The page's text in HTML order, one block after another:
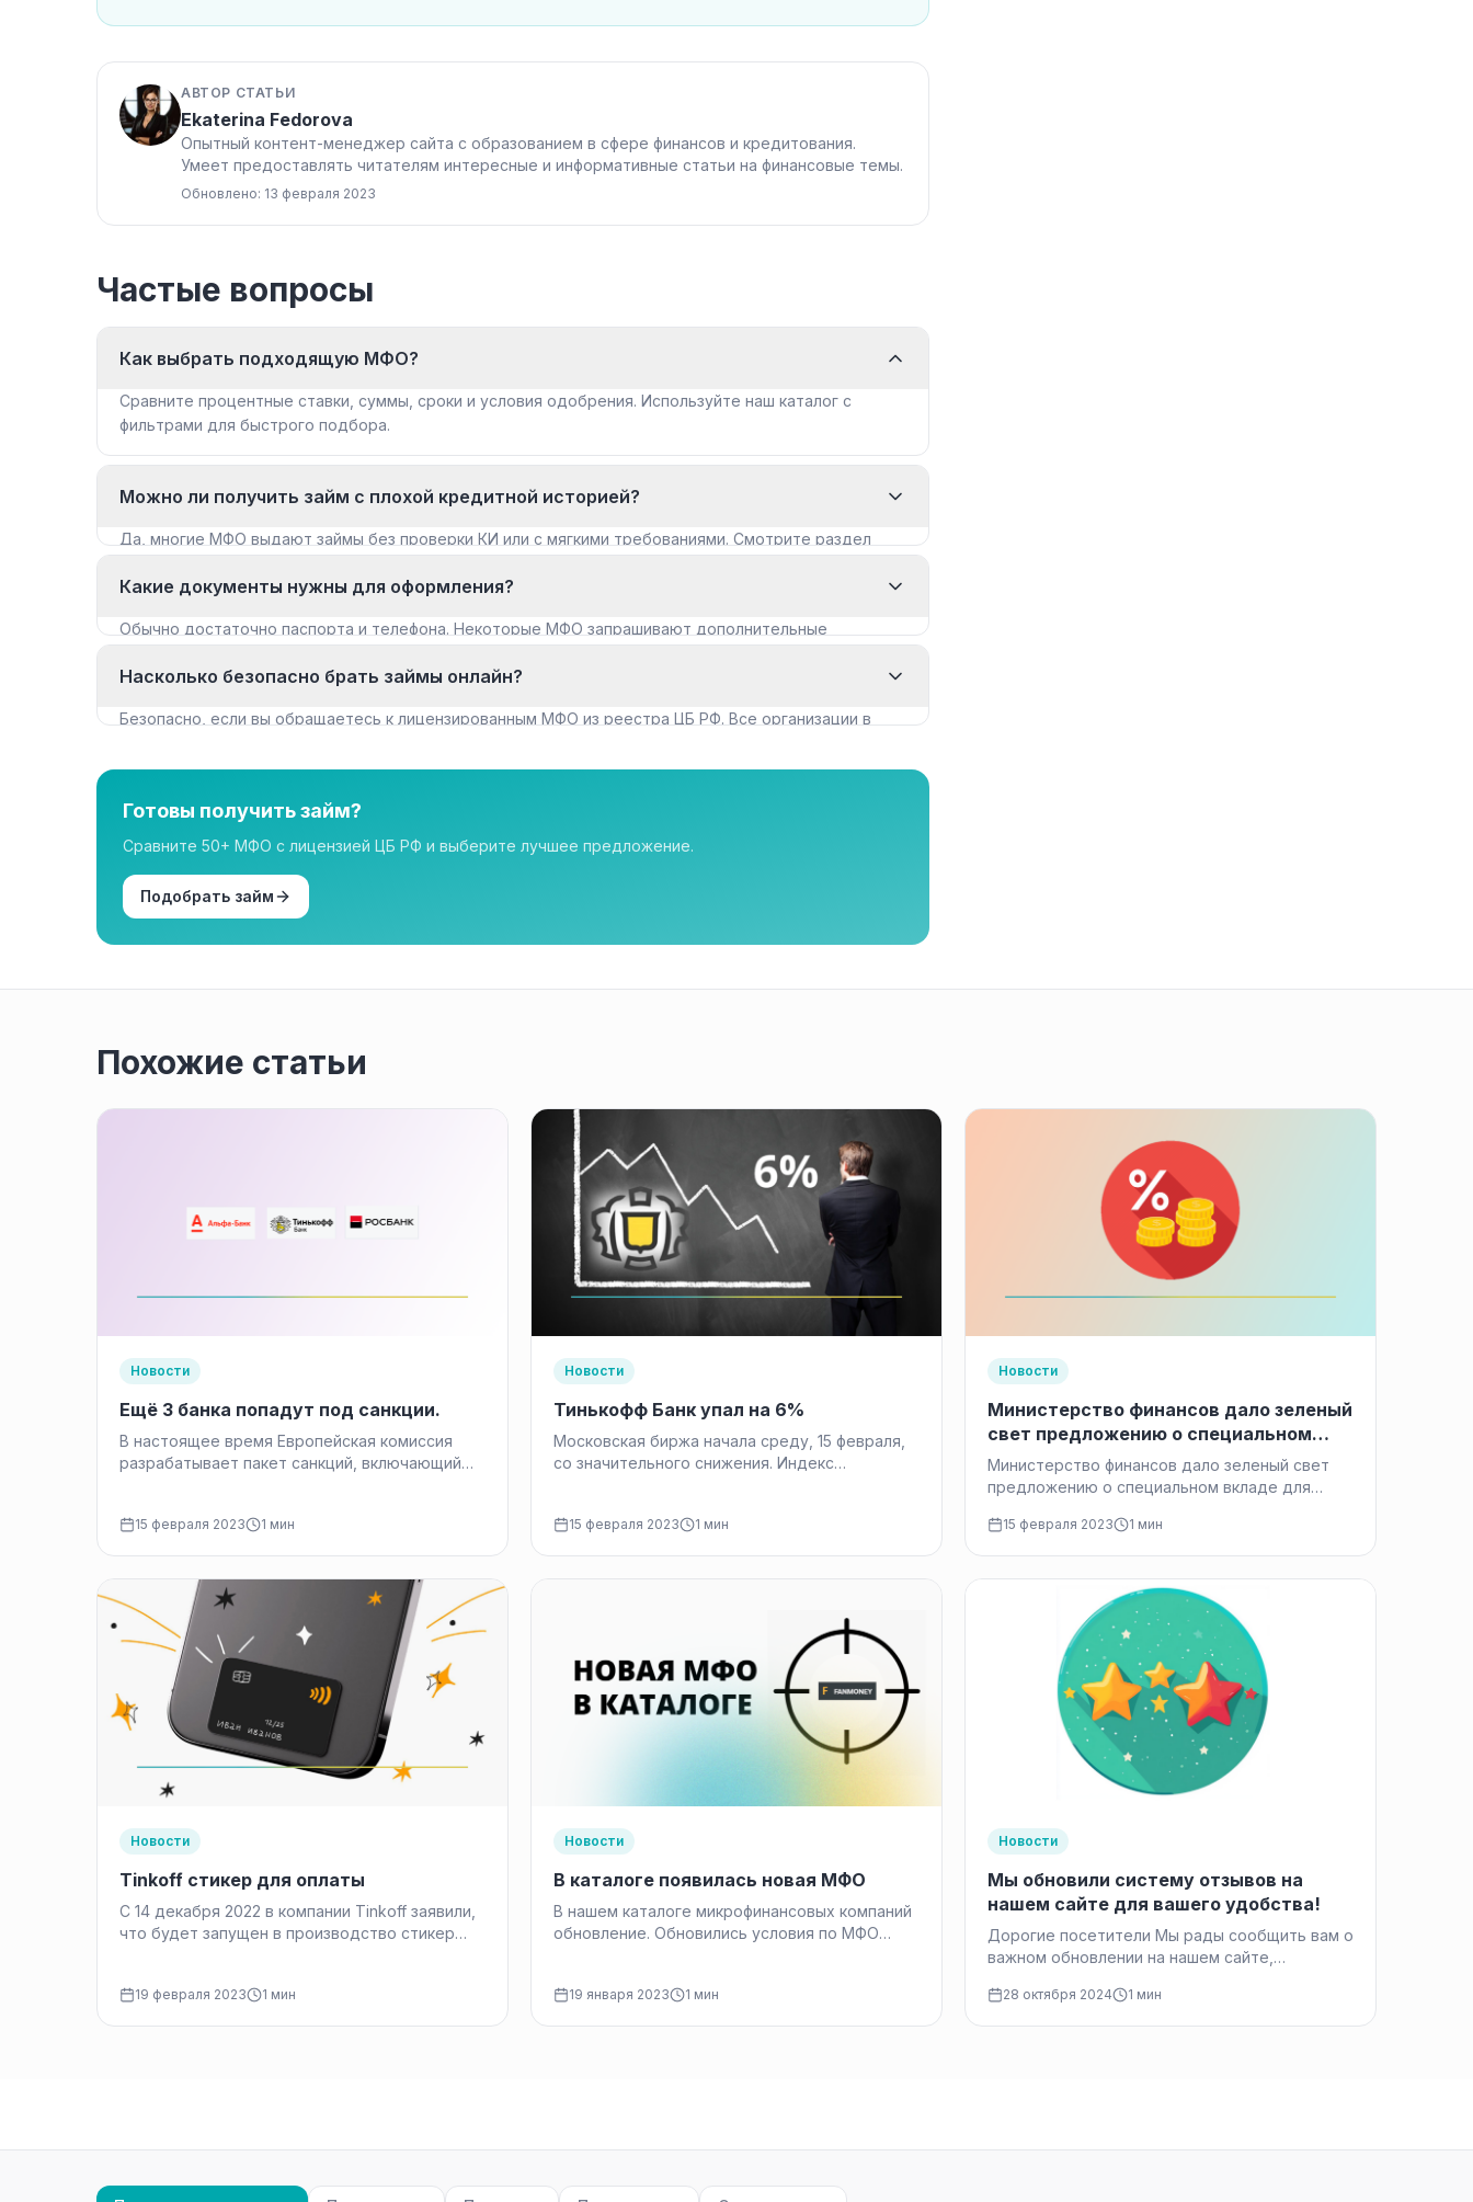
АВТОР СТАТЬИ
Ekaterina Fedorova
Опытный контент-менеджер сайта с образованием в сфере финансов и кредитования.
Умеет предоставлять читателям интересные и информативные статьи на финансовые темы.
Обновлено: 13 февраля 2023
Частые вопросы
Как выбрать подходящую МФО?
Сравните процентные ставки, суммы, сроки и условия одобрения. Используйте наш каталог с
фильтрами для быстрого подбора.
Можно ли получить займ с плохой кредитной историей?
Да, многие МФО выдают займы без проверки КИ или с мягкими требованиями. Смотрите раздел
Какие документы нужны для оформления?
Обычно достаточно паспорта и телефона. Некоторые МФО запрашивают дополнительные
Насколько безопасно брать займы онлайн?
Безопасно, если вы обращаетесь к лицензированным МФО из реестра ЦБ РФ. Все организации в
Готовы получить займ?
Сравните 50+ МФО с лицензией ЦБ РФ и выберите лучшее предложение.
Подобрать займ
Похожие статьи
Новости
Ещё 3 банка попадут под санкции.
В настоящее время Европейская комиссия
разрабатывает пакет санкций, включающий
15 февраля 2023 1 мин
Новости
Тинькофф Банк упал на 6%
Московская биржа начала среду, 15 февраля,
со значительного снижения. Индекс
данные торгов на Московской бирже
15 февраля 2023 1 мин
Новости
Министерство финансов дало зеленый
свет предложению о специальном
вкладе для россиян с низкими
доходами
Министерство финансов дало зеленый свет
предложению о специальном вкладе для
ведомство считает его…
15 февраля 2023 1 мин
Новости
Tinkoff стикер для оплаты
С 14 декабря 2022 в компании Tinkoff заявили,
что будет запущен в производство стикер
19 февраля 2023 1 мин
Новости
В каталоге появилась новая МФО
В нашем каталоге микрофинансовых компаний
обновление. Обновились условия по МФО
19 января 2023 1 мин
Новости
Мы обновили систему отзывов на
нашем сайте для вашего удобства!
Дорогие посетители Мы рады сообщить вам о
важном обновлении на нашем сайте,
стремимся…
28 октября 2024 1 мин